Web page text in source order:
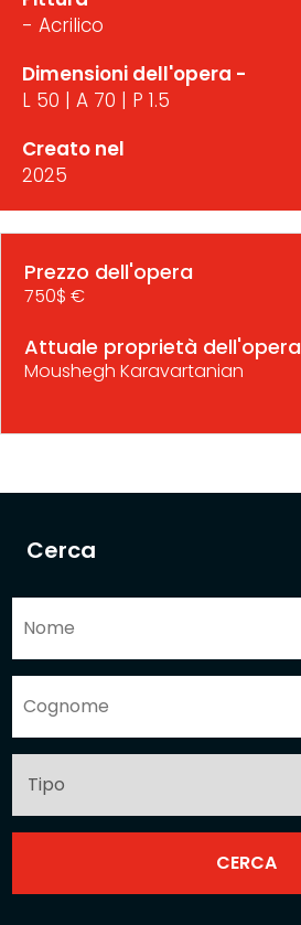
Cerca
- Acrilico
Dimensioni dell'opera -
L 50 | A 70 | P 1.5
Creato nel
2025
Prezzo dell'opera
750$ €
Attuale proprietà dell'opera
Moushegh Karavartanian